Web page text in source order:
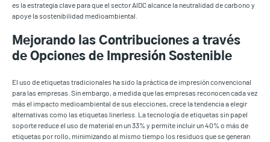
es la estrategia clave para que el sector AIDC alcance la neutralidad de carbono y
apoye la sostenibilidad medioambiental.
Mejorando las Contribuciones a través
de Opciones de Impresión Sostenible
El uso de etiquetas tradicionales ha sido la práctica de impresión convencional
para las empresas. Sin embargo, a medida que las empresas reconocen cada vez
más el impacto medioambiental de sus elecciones, crece la tendencia a elegir
alternativas como las etiquetas linerless. La tecnología de etiquetas sin papel
soporte reduce el uso de material en un 33% y permite incluir un 40% o más de
etiquetas por rollo, minimizando al mismo tiempo los residuos que se generan